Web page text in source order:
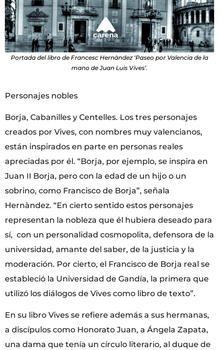
Portada del libro de Francesc Hernàndez ‘Paseo por Valencia de la
mano de Juan Luis Vives’.
Personajes nobles
Borja, Cabanilles y Centelles. Los tres personajes
creados por Vives, con nombres muy valencianos,
están inspirados en parte en personas reales
apreciadas por él. “Borja, por ejemplo, se inspira en
Juan II Borja, pero con la edad de un hijo o un
sobrino, como Francisco de Borja”, señala
Hernàndez. “En cierto sentido estos personajes
representan la nobleza que él hubiera deseado para
sí, con un personalidad cosmopolita, defensora de la
universidad, amante del saber, de la justicia y la
moderación. Por cierto, el Francisco de Borja real se
estableció la Universidad de Gandía, la primera que
utilizó los diálogos de Vives como libro de texto”.
En su libro Vives se refiere además a sus hermanas,
a discípulos como Honorato Juan, a Ángela Zapata,
una dama que tenía un círculo literario, al duque de